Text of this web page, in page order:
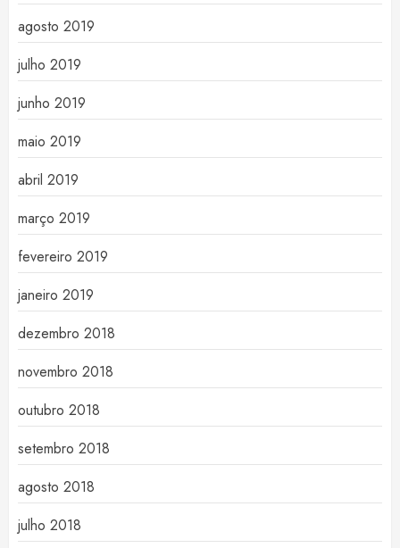
agosto 2019
julho 2019
junho 2019
maio 2019
abril 2019
março 2019
fevereiro 2019
janeiro 2019
dezembro 2018
novembro 2018
outubro 2018
setembro 2018
agosto 2018
julho 2018